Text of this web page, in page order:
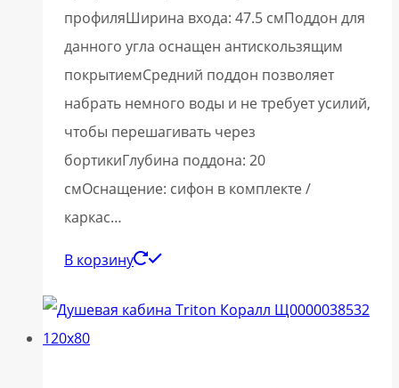
профиляШирина входа: 47.5 смПоддон для
данного угла оснащен антискользящим
покрытиемСредний поддон позволяет
набрать немного воды и не требует усилий,
чтобы перешагивать через
бортикиГлубина поддона: 20
смОснащение: сифон в комплекте /
каркас…
В корзину